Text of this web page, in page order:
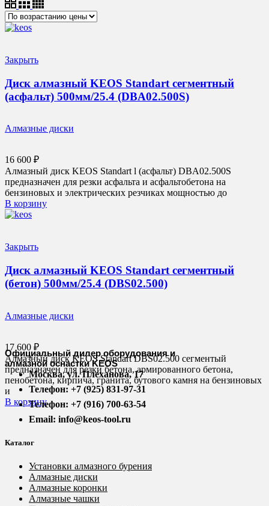
Закрыть
Диск алмазный KEOS Standart сегментный
(асфальт) 500мм/25.4 (DBA02.500S)
Алмазные диски
16 600 ₽
Алмазный диск KEOS Standart l (асфальт) DBA02.500S
предназначен для резки асфальта и асфальтобетона на
бензиновых и электрических резчиках мощностью до
В корзину
Закрыть
Диск алмазный KEOS Standart сегментный
(бетон) 500мм/25.4 (DBS02.500)
Алмазные диски
17 600 ₽
Алмазный диск KEOS Standart DBS02.500 сегментый
предназначен для резки бетона, армированного бетона,
пенобетона, кирпича, гранита, бутового камня на бензиновых
и
В корзину
Официальный дилер оборудования и
алмазной оснастки KEOS
Москва, ул. Плеханова, 17
Телефон: +7 (925) 831-97-31
Телефон: +7 (916) 700-63-54
Email: info@keos-tool.ru
Каталог
Установки алмазного бурения
Алмазные диски
Алмазные коронки
Алмазные чашки